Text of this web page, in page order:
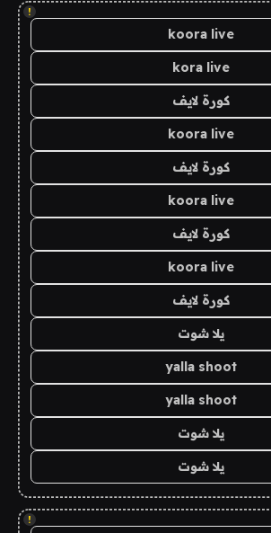
!
koora live
kora live
كورة لايف
koora live
كورة لايف
koora live
كورة لايف
koora live
كورة لايف
يلا شوت
yalla shoot
yalla shoot
يلا شوت
يلا شوت
!